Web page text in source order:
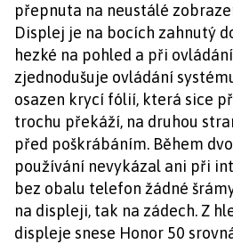
přepnuta na neustálé
Displej je na bocích zahnutý
hezké na pohled a při
zjednodušuje ovládání
osazen krycí fólií, která sice
trochu překáží, na druhou
před poškrábáním. Během
používání nevykázal ani při
bez obalu telefon žádné
na displeji, tak na zádech. Z
displeje snese Honor 50